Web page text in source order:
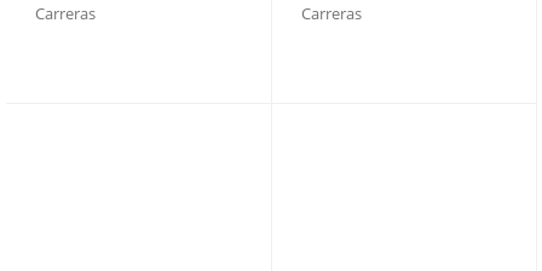
ilimitado y gemas
Carreras
gemas ilimitados
Carreras